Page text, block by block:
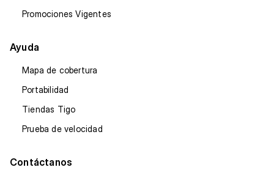
Promociones Vigentes
Ayuda
Mapa de cobertura
Portabilidad
Tiendas Tigo
Prueba de velocidad
Contáctanos